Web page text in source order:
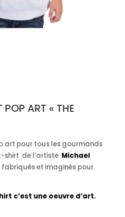
ART « THE
art pour tous les gourmands
shirt de l’artiste Michael
et imaginés pour
c’est une oeuvre d’art.